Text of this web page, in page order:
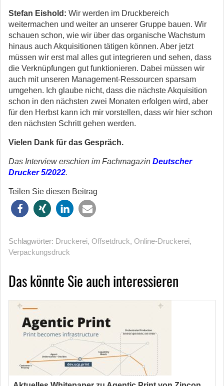
Stefan Eishold: Wir werden im Druckbereich
weitermachen und weiter an unserer Gruppe bauen. Wir
schauen schon, wie wir über das organische Wachstum
hinaus auch Akquisitionen tätigen können. Aber jetzt
müssen wir erst mal alles gut integrieren und sehen, dass
die Verknüpfungen gut funktionieren. Dabei müssen wir
auch mit unseren Management-Ressourcen sparsam
umgehen. Ich glaube nicht, dass die nächste Akquisition
schon in den nächsten zwei Monaten erfolgen wird, aber
für den Herbst kann ich mir vorstellen, dass wir hier schon
den nächsten Schritt gehen werden.
Vielen Dank für das Gespräch.
Das Interview erschien im Fachmagazin Deutscher
Drucker 5/2022.
Teilen Sie diesen Beitrag
Schlagwörter: Druckerei, Offsetdruck, Online-Druckerei,
Verpackungsdruck
Das könnte Sie auch interessieren